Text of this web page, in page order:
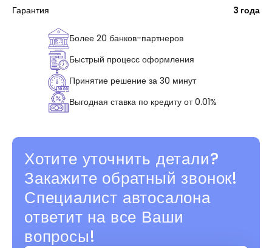
Гарантия
3 года
Более 20 банков-партнеров
Быстрый процесс оформления
Принятие решение за 30 минут
Выгодная ставка по кредиту от 0.01%
Хотите уточнить детали?
Закажите обратный звонок!
Специалист автосалона
ответит на все Ваши
вопросы!